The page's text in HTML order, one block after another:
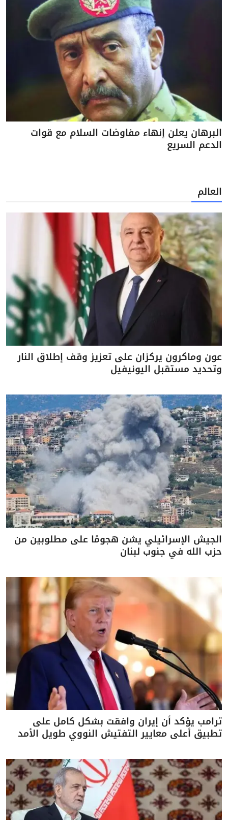
البرهان يعلن إنهاء مفاوضات السلام مع قوات
الدعم السريع
العالم
عون وماكرون يركزان على تعزيز وقف إطلاق النار
وتحديد مستقبل اليونيفيل
الجيش الإسرائيلي يشن هجومًا على مطلوبين من
حزب الله في جنوب لبنان
ترامب يؤكد أن إيران وافقت بشكل كامل على
تطبيق أعلى معايير التفتيش النووي طويل الأمد